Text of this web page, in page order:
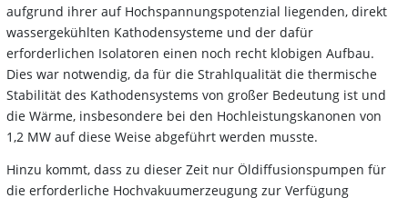
aufgrund ihrer auf Hochspannungspotenzial liegenden, direkt
wassergekühlten Kathodensysteme und der dafür
erforderlichen Isolatoren einen noch recht klobigen Aufbau.
Dies war notwendig, da für die Strahlqualität die thermische
Stabilität des Kathodensystems von großer Bedeutung ist und
die Wärme, insbesondere bei den Hochleistungskanonen von
1,2 MW auf diese Weise abgeführt werden musste.
Hinzu kommt, dass zu dieser Zeit nur Öldiffusionspumpen für
die erforderliche Hochvakuumerzeugung zur Verfügung